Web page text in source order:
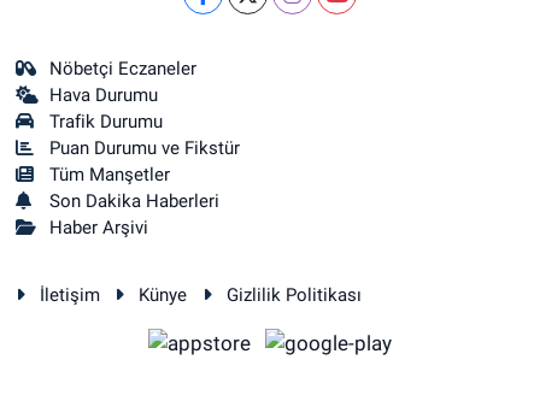
Nöbetçi Eczaneler
Hava Durumu
Trafik Durumu
Puan Durumu ve Fikstür
Tüm Manşetler
Son Dakika Haberleri
Haber Arşivi
İletişim Künye Gizlilik Politikası